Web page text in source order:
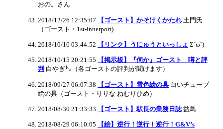
おの。さん
2018/12/26 12:35:07 【ゴースト】かそけくかたれ 土門氏
（ゴースト・1st-innerport)
2018/10/16 03:44:52 【リンク】うにゅうといっしょ Σ´ω`)
2018/10/15 20:21:55
【掲示板】『伺か』ゴースト 噂と評
判 白やぎ㌧（各ゴーストの評判が聞けます）
2018/09/27 06:07:38 【ゴースト】雪色絵の具 白いチューブ
絵の具（ゴースト・りりな ねむりひめ）
2018/08/30 21:33:33 【ゴースト】駅長の業務日誌 益鳥
2018/08/29 06:10:05
【絵】逆行！逆行！逆行！G&V’s